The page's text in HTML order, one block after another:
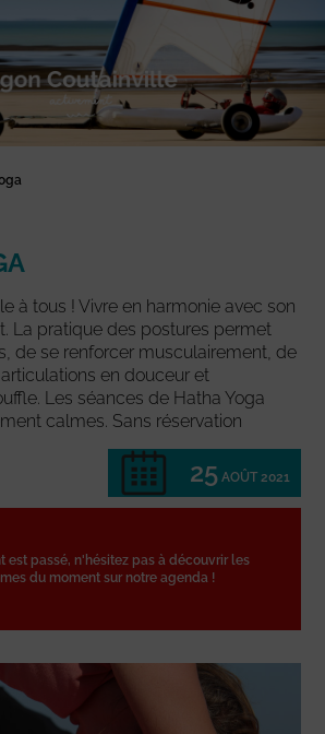
à tous ! Vivre en harmonie avec son
La pratique des postures permet
de se renforcer musculairement, de
en douceur et
Les séances de Hatha Yoga
calmes. Sans réservation
25 AOÛT 2021
est passé, n'hésitez pas à découvrir les
du moment sur notre agenda !